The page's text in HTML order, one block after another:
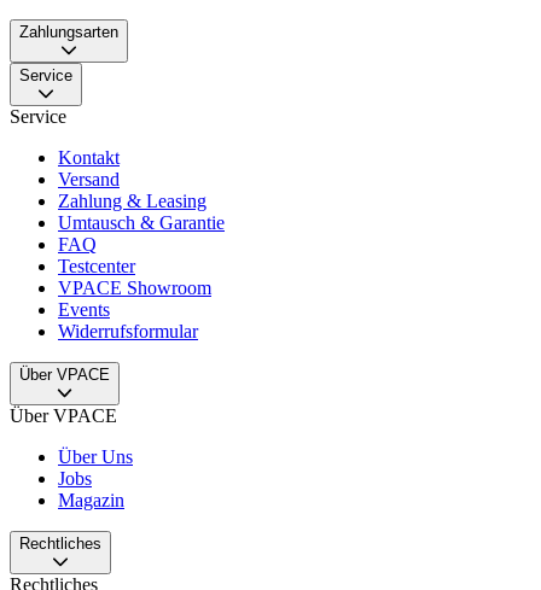
Zahlungsarten
Service
Service
Kontakt
Versand
Zahlung & Leasing
Umtausch & Garantie
FAQ
Testcenter
VPACE Showroom
Events
Widerrufsformular
Über VPACE
Über VPACE
Über Uns
Jobs
Magazin
Rechtliches
Rechtliches